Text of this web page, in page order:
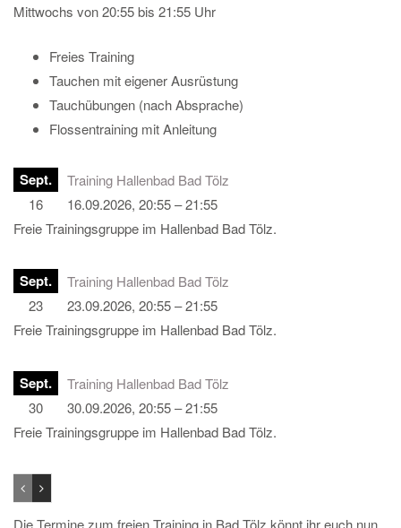
Mittwochs von 20:55 bis 21:55 Uhr
Freies Training
Tauchen mit eigener Ausrüstung
Tauchübungen (nach Absprache)
Flossentraining mit Anleitung
Sept.
16
Training Hallenbad Bad Tölz
16.09.2026, 20:55 – 21:55
Freie Trainingsgruppe im Hallenbad Bad Tölz.
Sept.
23
Training Hallenbad Bad Tölz
23.09.2026, 20:55 – 21:55
Freie Trainingsgruppe im Hallenbad Bad Tölz.
Sept.
30
Training Hallenbad Bad Tölz
30.09.2026, 20:55 – 21:55
Freie Trainingsgruppe im Hallenbad Bad Tölz.
Die Termine zum freien Training in Bad Tölz könnt ihr euch nun